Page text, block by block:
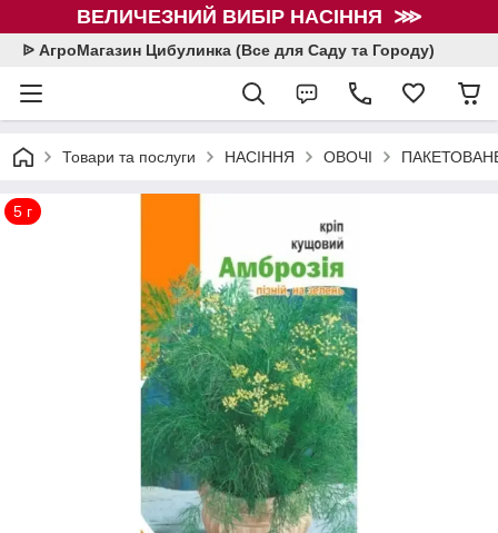
ВЕЛИЧЕЗНИЙ ВИБІР НАСІННЯ ⋙
ᐉ АгроМагазин Цибулинка (Все для Саду та Городу)
Товари та послуги НАСІННЯ ОВОЧІ
5 г